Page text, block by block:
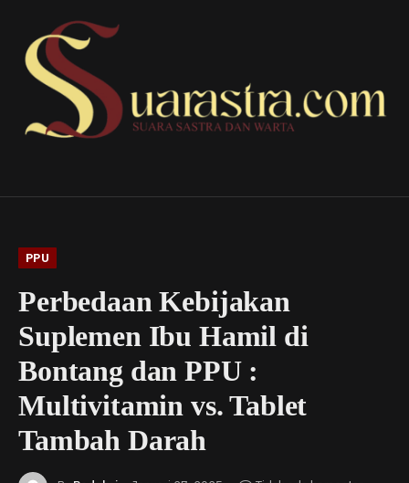
PPU
Perbedaan Kebijakan
Suplemen Ibu Hamil di
Bontang dan PPU :
Multivitamin vs. Tablet
Tambah Darah